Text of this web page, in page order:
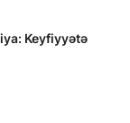
Keyfiyyətə